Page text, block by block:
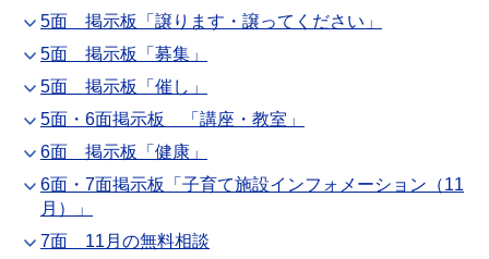
5面 掲示板「譲ります・譲ってください」
5面 掲示板「募集」
5面 掲示板「催し」
5面・6面掲示板 「講座・教室」
6面 掲示板「健康」
6面・7面掲示板「子育て施設インフォメーション（11
月）」
7面 11月の無料相談